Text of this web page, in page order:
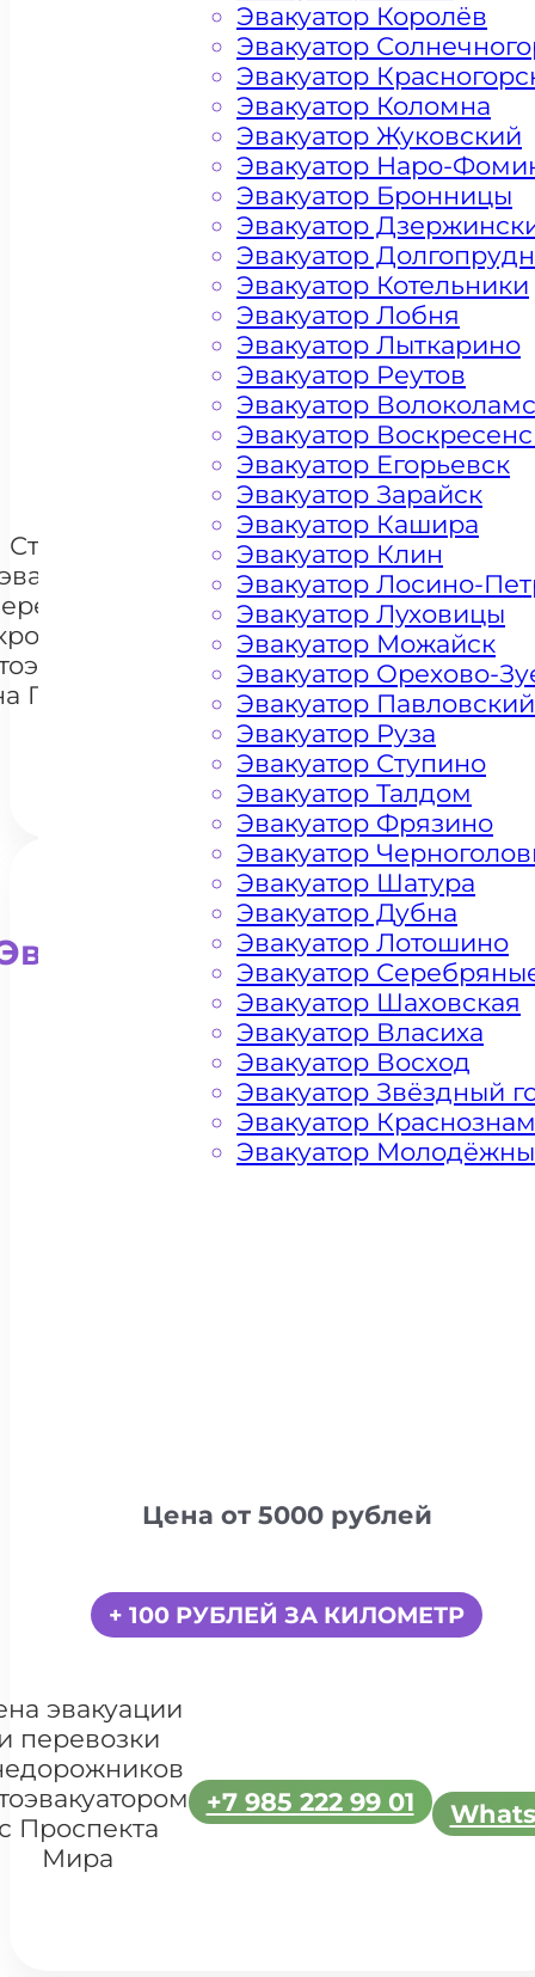
Цена от 4500 рублей
+ 100 РУБЛЕЙ ЗА КИЛОМЕТР
Стоимость
и
Проспекте
+7 985 222 99 01
для
Цена от 5000 рублей
+ 100 РУБЛЕЙ ЗА КИЛОМЕТР
эвакуации
перевозки
Проспекта
Мира
+7 985 222 99 01
Эвакуатор Королёв
Эвакуатор
Эвакуатор
Эвакуатор Коломна
Эвакуатор Жуковский
Эвакуатор Наро-
Эвакуатор Бронницы
Эвакуатор
Эвакуатор
Эвакуатор Котельники
Эвакуатор Лобня
Эвакуатор Лыткарино
Эвакуатор Реутов
Эвакуатор
Эвакуатор
Эвакуатор Егорьевск
Эвакуатор Зарайск
Эвакуатор Кашира
Эвакуатор Клин
Эвакуатор Лосино-
Эвакуатор Луховицы
Эвакуатор Можайск
Эвакуатор Орехово-
Эвакуатор
Эвакуатор Руза
Эвакуатор Ступино
Эвакуатор Талдом
Эвакуатор Фрязино
Эвакуатор
Эвакуатор Шатура
Эвакуатор Дубна
Эвакуатор Лотошино
Эвакуатор
Эвакуатор Шаховская
Эвакуатор Власиха
Эвакуатор Восход
Эвакуатор Звёздный
Эвакуатор
Эвакуатор